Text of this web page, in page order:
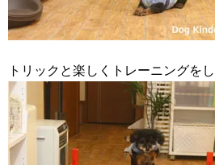
トリックと楽しくトレーニングを